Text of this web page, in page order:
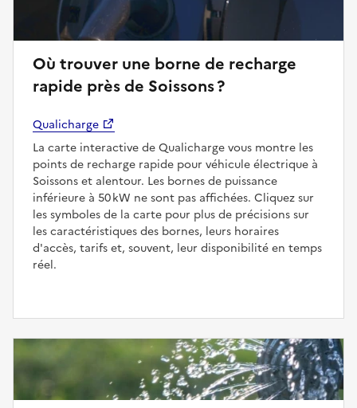
Où trouver une borne de recharge
rapide près de Soissons ?
Qualicharge
La carte interactive de Qualicharge vous montre les
points de recharge rapide pour véhicule électrique à
Soissons et alentour. Les bornes de puissance
inférieure à 50 kW ne sont pas affichées. Cliquez sur
les symboles de la carte pour plus de précisions sur
les caractéristiques des bornes, leurs horaires
d'accès, tarifs et, souvent, leur disponibilité en temps
réel.